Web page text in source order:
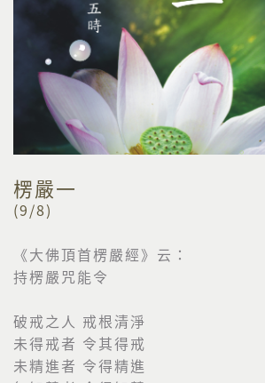
楞嚴一
(9/8)
《大佛頂首楞嚴經》云：
持楞嚴咒能令
破戒之人 戒根清淨
未得戒者 令其得戒
未精進者 令得精進